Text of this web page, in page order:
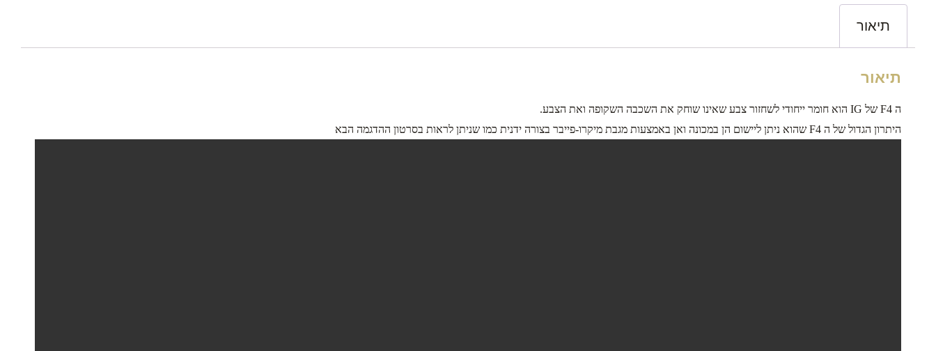
תיאור
תיאור
ה F4 של IG הוא חומר ייחודי לשחזור צבע שאינו שוחק את השכבה השקופה ואת הצבע.
היתרון הגדול של ה F4 שהוא ניתן ליישום הן במכונה ואן באמצעות מגבת מיקרו-פייבר בצורה ידנית כמו שניתן לראות בסרטון ההדגמה הבא